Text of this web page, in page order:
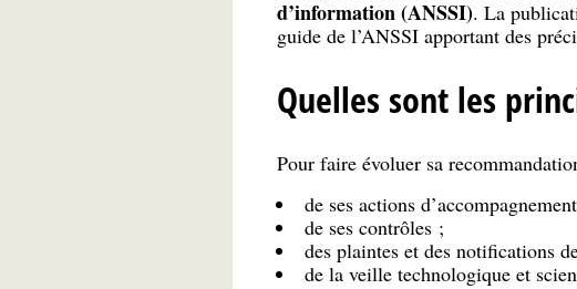
d’information (ANSSI). La
guide de l’ANSSI apportant des
Quelles sont les
Pour faire évoluer sa
de ses actions
de ses contrôles ;
des plaintes et des notifications
de la veille technologique et